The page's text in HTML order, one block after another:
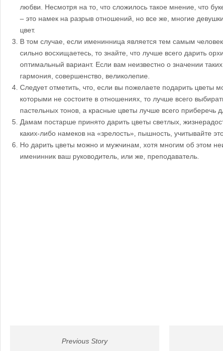
любви. Несмотря на то, что сложилось такое мнение, что
– это намек на разрыв отношений, но все же, многие
цвет.
В том случае, если именинница является тем самым
сильно восхищаетесь, то знайте, что лучше всего дарить
оптимальный вариант. Если вам неизвестно о значении таких
гармония, совершенство, великолепие.
Следует отметить, что, если вы пожелаете подарить цветы
которыми не состоите в отношениях, то лучше всего
пастельных тонов, а красные цветы лучше всего приберечь
Дамам постарше принято дарить цветы светлых,
каких-либо намеков на «зрелость», пышность, учитывайте
Но дарить цветы можно и мужчинам, хотя многим об этом
именинник ваш руководитель, или же, преподаватель.
Previous Story